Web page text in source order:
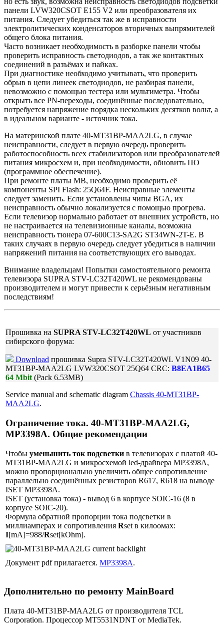
панели LVW320CSOT E155 V2 или преобразователя их
питания. Следует убедиться так же в исправности
электролитических конденсаторов вторичных выпрямителей
общего блока питания.
Часто возникает необходимость в разборке панели чтобы
проверить исправность светодиодов, а так же контактных
соединений в разъёмах и пайках.
При диагностике необходимо учитывать, что проверить
обрыв в цепи линеек светодиодов, не разбирая панели,
невозможно с помощью тестера или мультиметра. Чтобы
открыть все PN-переходы, соединённые последовательно,
потребуется напряжение порядка нескольких десятков вольт, а
в идеальном варианте - источник тока.
На материнской плате 40-MT31BP-MAA2LG, в случае
неисправности, следует в первую очередь проверить
работоспособность всех стабилизаторов или преобразователей
питания микросхем и, при необходимости, обновить ПО
(программное обеспечение).
При ремонте платы MB, необходимо проверить её
компоненты SPI Flash: 25Q64F. Неисправные элементы
следует заменить. Если установлены чипы BGA, их
неисправность обычно локализуется с помощью прогрева.
Если телевизор нормально работает от внешних устройств, но
не настраивается на телевизионные каналы, возможна
неисправность тюнера 07-600C13-SA2G ST34WN-2T-E. В
таких случаях в первую очередь следует убедиться в наличии
напряжений питания на соответствующих его выводах.
Внимание владельцам! Попытки самостоятельного ремонта
телевизора SUPRA STV-LC32T420WL не рекомендованы
производителем и могут привести к серьёзным негативным
последствиям!
Прошивка на SUPRA STV-LC32T420WL от участников
сибирского форума:
Download прошивка Supra STV-LC32T420WL V1N09 40-
MT31BP-MAA2LG LVW320CSOT 25Q64 CRC: B8EA1B65
64 Mbit (Pack 6.53MB)
Service manual and schematic diagram Chassis 40-MT31BP-
MAA2LG.
Ограничение тока. 40-MT31BP-MAA2LG,
MP3398A. Общие рекомендации
Чтобы уменьшить ток подсветки в телевизорах с платой 40-
MT31BP-MAA2LG и микросхемой led-драйвера MP3398A,
можно пропорционально увеличить общее сопротивление
параллельно соединённых резисторов R617, R618 на выводе
ISET MP3398A.
ISET (установка тока) - вывод 6 в корпусе SOIC-16 (8 в
корпусе SOIC-20).
Формула обратной пропорции тока подсветки в
миллиамперах и сопротивления Rset в килоомах:
I[mA]=988/Rset[kOhm].
Документ pdf прилагается. MP3398A.
Дополнительно по ремонту MainBoard
Плата 40-MT31BP-MAA2LG от производителя TCL
Corporation. Процессор MT5531NDNT от MediaTek.